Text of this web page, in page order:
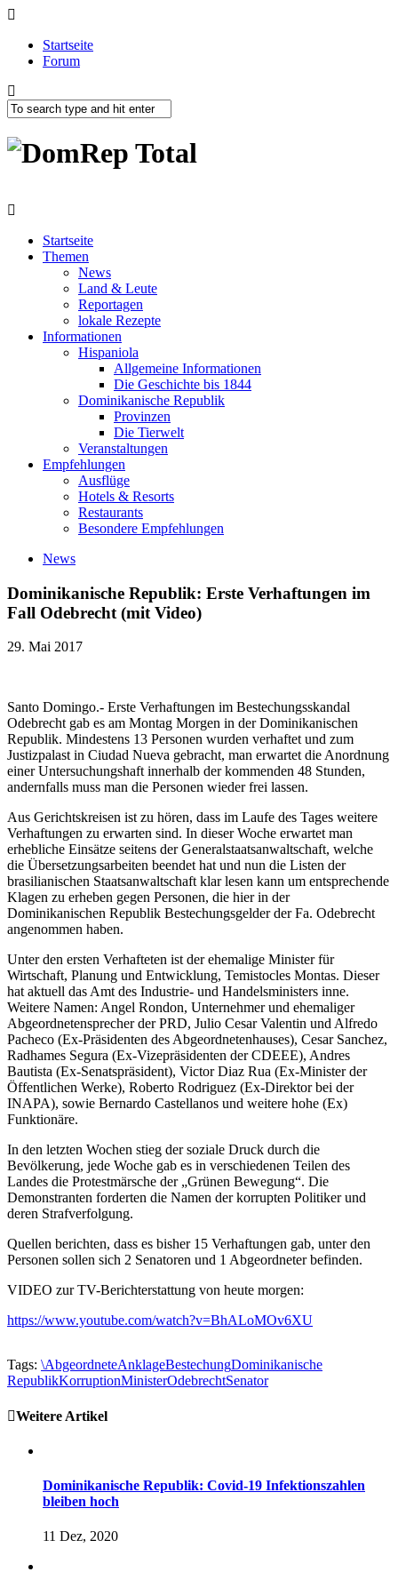
Startseite
Forum
Startseite
Themen
News
Land & Leute
Reportagen
lokale Rezepte
Informationen
Hispaniola
Allgemeine Informationen
Die Geschichte bis 1844
Dominikanische Republik
Provinzen
Die Tierwelt
Veranstaltungen
Empfehlungen
Ausflüge
Hotels & Resorts
Restaurants
Besondere Empfehlungen
News
Dominikanische Republik: Erste Verhaftungen im
Fall Odebrecht (mit Video)
29. Mai 2017
Santo Domingo.- Erste Verhaftungen im Bestechungsskandal
Odebrecht gab es am Montag Morgen in der Dominikanischen
Republik. Mindestens 13 Personen wurden verhaftet und zum
Justizpalast in Ciudad Nueva gebracht, man erwartet die Anordnung
einer Untersuchungshaft innerhalb der kommenden 48 Stunden,
andernfalls muss man die Personen wieder frei lassen.
Aus Gerichtskreisen ist zu hören, dass im Laufe des Tages weitere
Verhaftungen zu erwarten sind. In dieser Woche erwartet man
erhebliche Einsätze seitens der Generalstaatsanwaltschaft, welche
die Übersetzungsarbeiten beendet hat und nun die Listen der
brasilianischen Staatsanwaltschaft klar lesen kann um entsprechende
Klagen zu erheben gegen Personen, die hier in der
Dominikanischen Republik Bestechungsgelder der Fa. Odebrecht
angenommen haben.
Unter den ersten Verhafteten ist der ehemalige Minister für
Wirtschaft, Planung und Entwicklung, Temistocles Montas. Dieser
hat aktuell das Amt des Industrie- und Handelsministers inne.
Weitere Namen: Angel Rondon, Unternehmer und ehemaliger
Abgeordnetensprecher der PRD, Julio Cesar Valentin und Alfredo
Pacheco (Ex-Präsidenten des Abgeordnetenhauses), Cesar Sanchez,
Radhames Segura (Ex-Vizepräsidenten der CDEEE), Andres
Bautista (Ex-Senatspräsident), Victor Diaz Rua (Ex-Minister der
Öffentlichen Werke), Roberto Rodriguez (Ex-Direktor bei der
INAPA), sowie Bernardo Castellanos und weitere hohe (Ex)
Funktionäre.
In den letzten Wochen stieg der soziale Druck durch die
Bevölkerung, jede Woche gab es in verschiedenen Teilen des
Landes die Protestmärsche der „Grünen Bewegung“. Die
Demonstranten forderten die Namen der korrupten Politiker und
deren Strafverfolgung.
Quellen berichten, dass es bisher 15 Verhaftungen gab, unter den
Personen sollen sich 2 Senatoren und 1 Abgeordneter befinden.
VIDEO zur TV-Berichterstattung von heute morgen:
https://www.youtube.com/watch?v=BhALoMOv6XU
Tags: \AbgeordneteAnklageBestechungDominikanische
RepublikKorruptionMinisterOdebrechtSenator
Weitere Artikel
Dominikanische Republik: Covid-19 Infektionszahlen
bleiben hoch
11 Dez, 2020